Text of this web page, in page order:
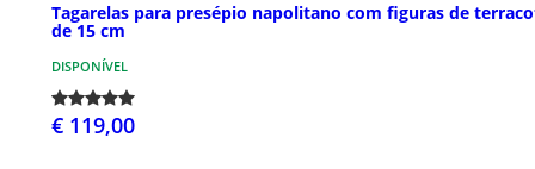
Tagarelas para presépio napolitano com figuras de
de 15 cm
DISPONÍVEL
€ 119,00